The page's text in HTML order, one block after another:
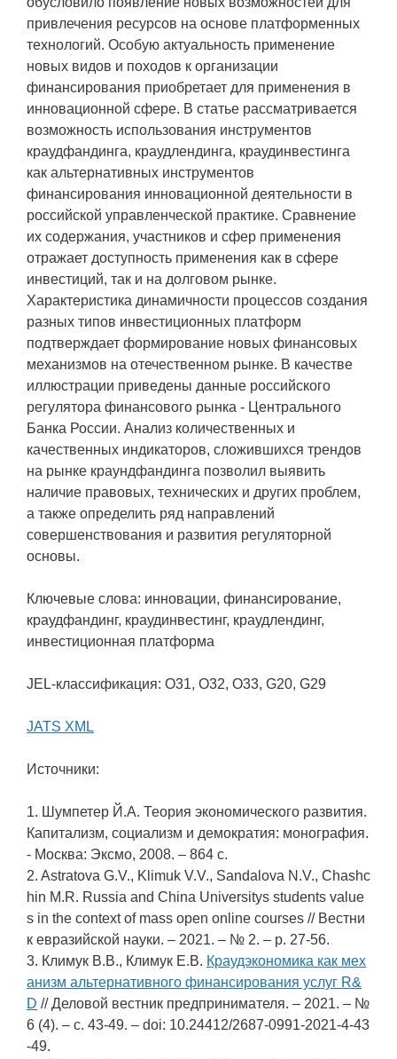
привлечения ресурсов на основе платформенных
технологий. Особую актуальность применение
новых видов и походов к организации
финансирования приобретает для применения в
инновационной сфере. В статье рассматривается
возможность использования инструментов
краудфандинга, краудлендинга, краудинвестинга
как альтернативных инструментов
финансирования инновационной деятельности в
российской управленческой практике. Сравнение
их содержания, участников и сфер применения
отражает доступность применения как в сфере
инвестиций, так и на долговом рынке.
Характеристика динамичности процессов создания
разных типов инвестиционных платформ
подтверждает формирование новых финансовых
механизмов на отечественном рынке. В качестве
иллюстрации приведены данные российского
регулятора финансового рынка - Центрального
Банка России. Анализ количественных и
качественных индикаторов, сложившихся трендов
на рынке краундфандинга позволил выявить
наличие правовых, технических и других проблем,
а также определить ряд направлений
совершенствования и развития регуляторной
основы.
Ключевые слова: инновации, финансирование,
краудфандинг, краудинвестинг, краудлендинг,
инвестиционная платформа
JEL-классификация: O31, O32, O33, G20, G29
JATS XML
Источники:
1. Шумпетер Й.А. Теория экономического развития.
Капитализм, социализм и демократия: монография.
- Москва: Эксмо, 2008. – 864 c.
2. Astratova G.V., Klimuk V.V., Sandalova N.V., Chashc
hin M.R. Russia and China Universitys students value
s in the context of mass open online courses // Вестни
к евразийской науки. – 2021. – № 2. – p. 27-56.
3. Климук В.В., Климук Е.В. Краудэкономика как мех
анизм альтернативного финансирования услуг R&
D // Деловой вестник предпринимателя. – 2021. – №
6 (4). – c. 43-49. – doi: 10.24412/2687-0991-2021-4-43
-49.